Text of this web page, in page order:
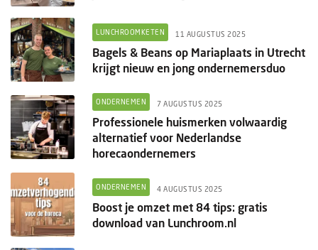
LUNCHROOMKETEN 11 AUGUSTUS 2025
Bagels & Beans op Mariaplaats in Utrecht
krijgt nieuw en jong ondernemersduo
ONDERNEMEN 7 AUGUSTUS 2025
Professionele huismerken volwaardig
alternatief voor Nederlandse
horecaondernemers
ONDERNEMEN 4 AUGUSTUS 2025
Boost je omzet met 84 tips: gratis
download van Lunchroom.nl